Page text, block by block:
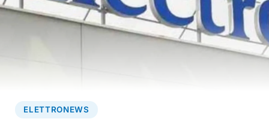
ELETTRONEWS